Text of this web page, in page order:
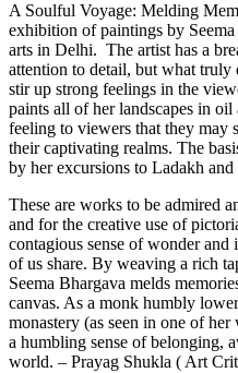
A Soulful Voyage: Melding
exhibition of paintings by
arts in Delhi. The artist has a
attention to detail, but what truly
stir up strong feelings in the
paints all of her landscapes in
feeling to viewers that they may
their captivating realms. The
by her excursions to Ladakh
These are works to be admired
and for the creative use of
contagious sense of wonder and
of us share. By weaving a rich
Seema Bhargava melds
canvas. As a monk humbly
monastery (as seen in one of
a humbling sense of belonging,
world. – Prayag Shukla ( Art